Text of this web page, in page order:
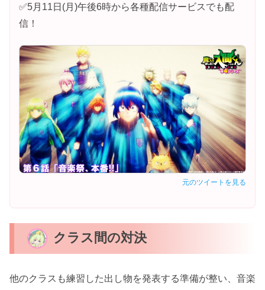
✅5月11日(月)午後6時から各種配信サービスでも配
信！
元のツイートを見る
クラス間の対決
他のクラスも練習した出し物を発表する準備が整い、音楽